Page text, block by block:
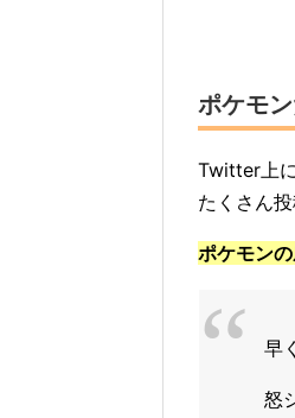
ポケモ
Twitter上
たくさん投
ポケモン
早
怒